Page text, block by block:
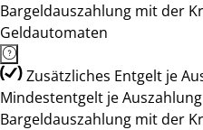
Bargeldauszahlung mit der
Geldautomaten
Zusätzliches Entgelt je
Mindestentgelt je
Bargeldauszahlung mit der